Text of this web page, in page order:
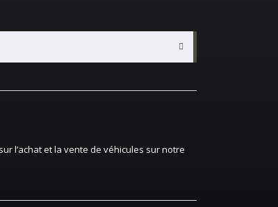
l’achat et la vente de véhicules sur notre